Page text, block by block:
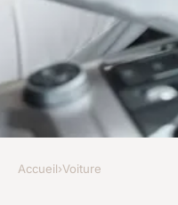
Accueil›Voiture